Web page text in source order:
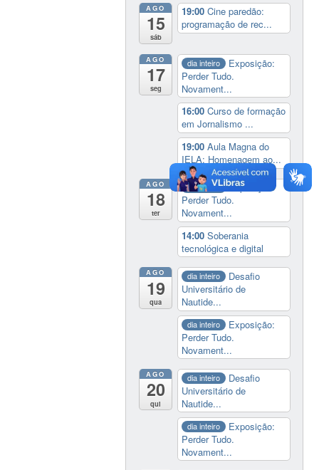
AGO
15
sáb
19:00Cine paredão:
programação de rec...
AGO
17
seg
dia inteiro
Exposição:
Perder Tudo.
Novament...
16:00Curso de formação
em Jornalismo ...
19:00Aula Magna do
IELA: Homenagem ao...
AGO
18
ter
dia inteiro
Exposição:
Perder Tudo.
Novament...
14:00Soberania
tecnológica e digital
AGO
19
qua
dia inteiro
Desafio
Universitário de
Nautide...
dia inteiro
Exposição:
Perder Tudo.
Novament...
AGO
20
qui
dia inteiro
Desafio
Universitário de
Nautide...
dia inteiro
Exposição:
Perder Tudo.
Novament...